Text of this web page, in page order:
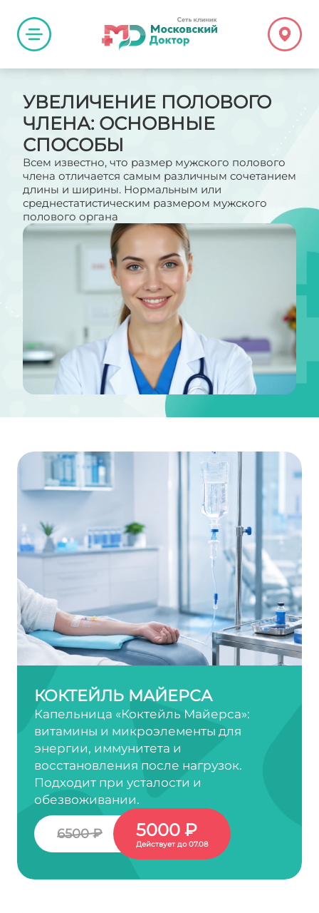
УВЕЛИЧЕНИЕ ПОЛОВОГО
ЧЛЕНА: ОСНОВНЫЕ
СПОСОБЫ
Всем известно, что размер мужского полового
члена отличается самым различным сочетанием
длины и ширины. Нормальным или
среднестатистическим размером мужского
полового органа
КОКТЕЙЛЬ МАЙЕРСА
Капельница «Коктейль Майерса»:
витамины и микроэлементы для
энергии, иммунитета и
восстановления после нагрузок.
Подходит при усталости и
обезвоживании.
6500 ₽ 5000 ₽
Действует до 07.08